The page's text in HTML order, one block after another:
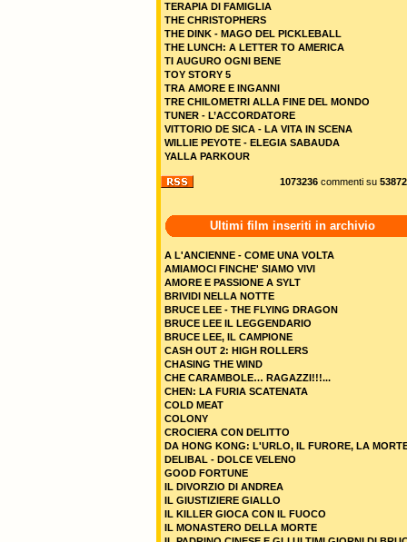
TERAPIA DI FAMIGLIA
THE CHRISTOPHERS
THE DINK - MAGO DEL PICKLEBALL
THE LUNCH: A LETTER TO AMERICA
TI AUGURO OGNI BENE
TOY STORY 5
TRA AMORE E INGANNI
TRE CHILOMETRI ALLA FINE DEL MONDO
TUNER - L’ACCORDATORE
VITTORIO DE SICA - LA VITA IN SCENA
WILLIE PEYOTE - ELEGIA SABAUDA
YALLA PARKOUR
1073236 commenti su 53872
Ultimi film inseriti in archivio
A L'ANCIENNE - COME UNA VOLTA
AMIAMOCI FINCHE' SIAMO VIVI
AMORE E PASSIONE A SYLT
BRIVIDI NELLA NOTTE
BRUCE LEE - THE FLYING DRAGON
BRUCE LEE IL LEGGENDARIO
BRUCE LEE, IL CAMPIONE
CASH OUT 2: HIGH ROLLERS
CHASING THE WIND
CHE CARAMBOLE… RAGAZZI!!!...
CHEN: LA FURIA SCATENATA
COLD MEAT
COLONY
CROCIERA CON DELITTO
DA HONG KONG: L'URLO, IL FURORE, LA
DELIBAL - DOLCE VELENO
GOOD FORTUNE
IL DIVORZIO DI ANDREA
IL GIUSTIZIERE GIALLO
IL KILLER GIOCA CON IL FUOCO
IL MONASTERO DELLA MORTE